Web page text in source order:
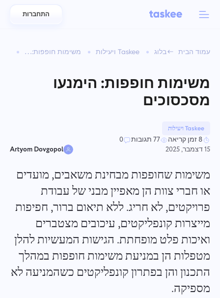
العربية
Azərbaycan
Deutsch
English
Español
Français
עברית
התחברות
עמוד הבית בלוג Taskee ויעילות משימות חופפות: הימנעו מסכסוכים
משימות חופפות: הימנעו
מסכסוכים
Taskee ויעילות
8 זמן קריאה 77 תגובות
0
15 דצמבר, 2025
Artyom Dovgopol
משימות שחופפות מבחינת משאבים, מועדים
או חברי צוות הן מאפיין מבני של עבודת
פרויקטים, לא חריג. ללא תיאום ברור, חפיפות
מייצרות קונפליקטים, עיכובים מצטברים
ואיכות פלט מופחתת. הגישות המעשיות להלן
מטפלות הן במניעת משימות חופפות במהלך
התכנון והן בפתרון קונפליקטים כשהמניעה לא
מספיקה.
מאפייני Taskee
עקוב אחר זמן משימה, עקוב אחר עמיתים והוסף זמן באופן ידני
משימות
צור משימה, עבד עליה עם עמיתים וסגור אותה כשהיא מושלמת
דוחות
הפץ משאבים באמצעות דוחות על הזמן שהושקע בכל פרויקט
תעשיות
סוג חברה